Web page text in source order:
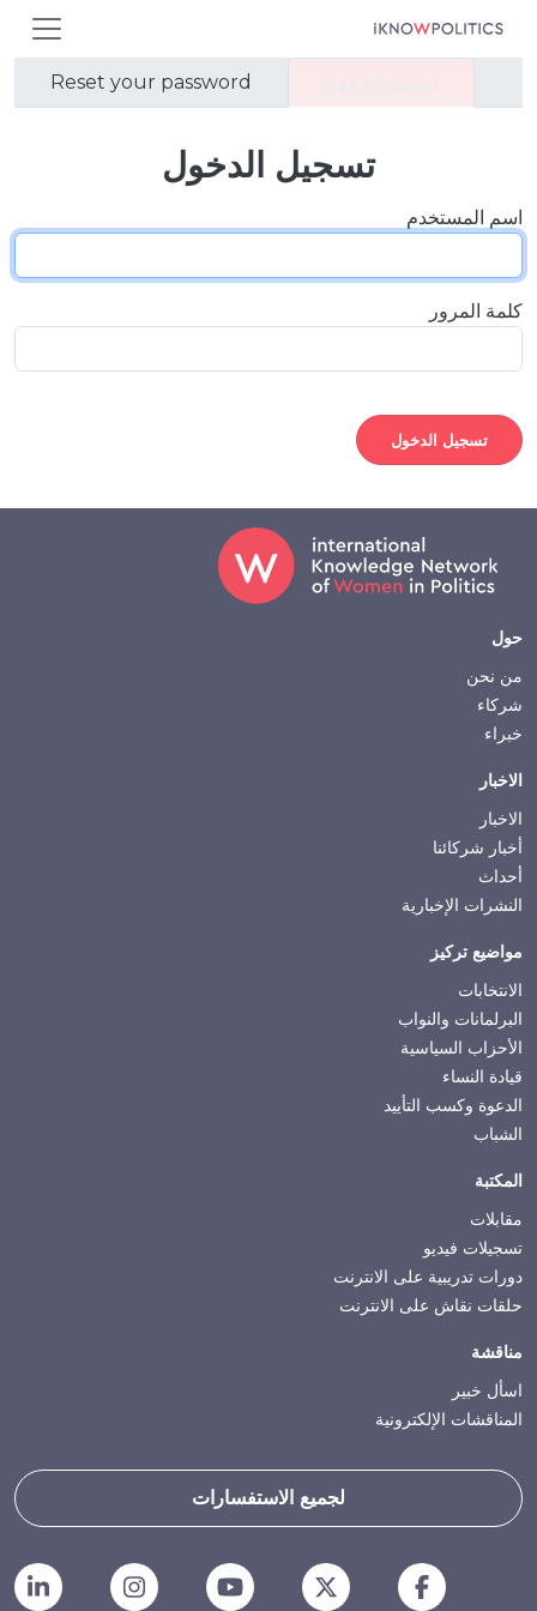
Reset your password
تسجيل الدخول
اسم المستخدم
كلمة المرور
تسجيل الدخول
Footer
حول
من نحن
شركاء
خبراء
الاخبار
الاخبار
أخبار شركائنا
أحداث
النشرات الإخبارية
مواضيع تركيز
الانتخابات
البرلمانات والنواب
الأحزاب السياسية
قيادة النساء
الدعوة وكسب التأييد
الشباب
المكتبة
مقابلات
تسجيلات فيديو
دورات تدريبية على الانترنت
حلقات نقاش على الانترنت
مناقشة
اسأل خبير
المناقشات الإلكترونية
لجميع الاستفسارات